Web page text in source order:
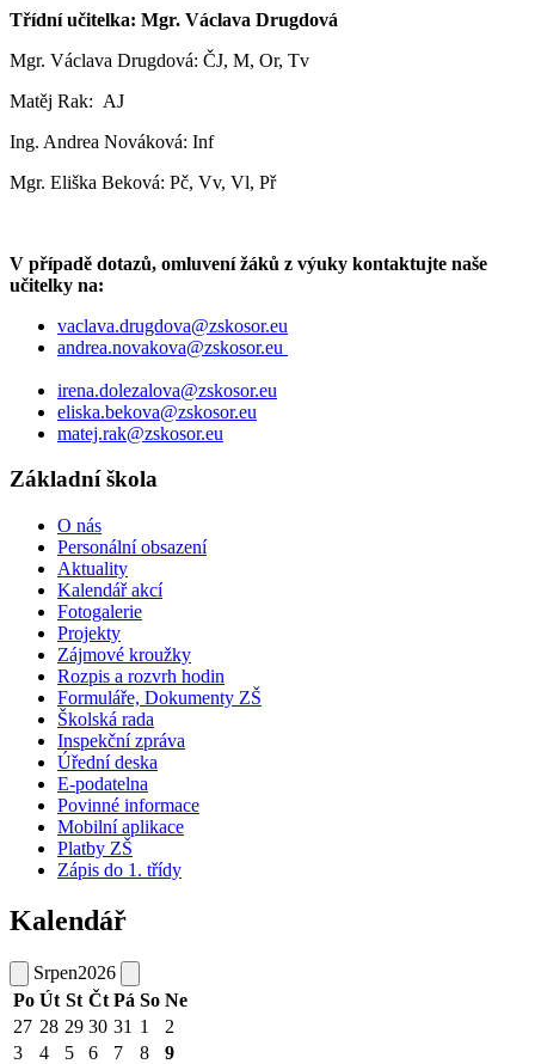
Třídní učitelka: Mgr. Václava Drugdová
Mgr. Václava Drugdová: ČJ, M, Or, Tv
Matěj Rak: AJ
Ing. Andrea Nováková: Inf
Mgr. Eliška Beková: Pč, Vv, Vl, Př
V případě dotazů, omluvení žáků z výuky kontaktujte naše
učitelky na:
vaclava.drugdova@zskosor.eu
andrea.novakova@zskosor.eu
irena.dolezalova@zskosor.eu
eliska.bekova@zskosor.eu
matej.rak@zskosor.eu
Základní škola
O nás
Personální obsazení
Aktuality
Kalendář akcí
Fotogalerie
Projekty
Zájmové kroužky
Rozpis a rozvrh hodin
Formuláře, Dokumenty ZŠ
Školská rada
Inspekční zpráva
Úřední deska
E-podatelna
Povinné informace
Mobilní aplikace
Platby ZŠ
Zápis do 1. třídy
Kalendář
Srpen2026
Po Út St Čt Pá So Ne
27 28 29 30 31 1
2
3
4 5 6 7 8
9